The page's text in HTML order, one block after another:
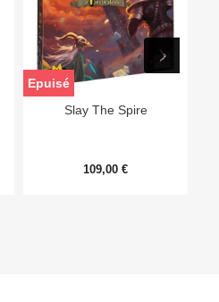
Slay The Spire
109,00 €
Epuisé